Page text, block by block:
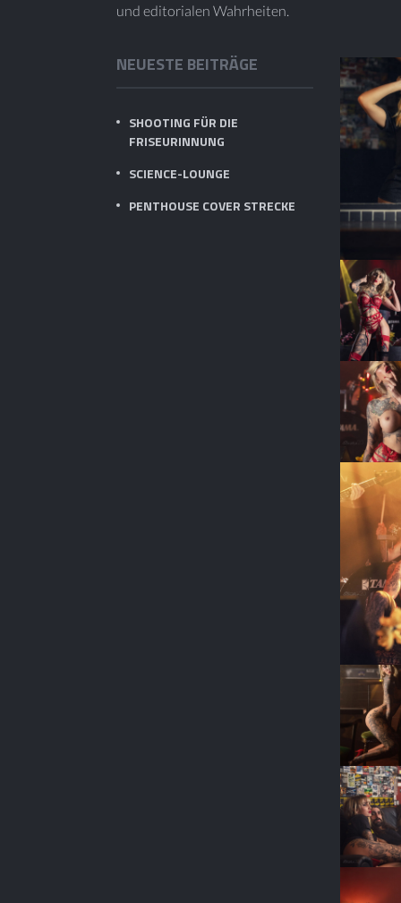
und editorialen Wahrheiten.
NEUESTE BEITRÄGE
SHOOTING FÜR DIE
FRISEURINNUNG
SCIENCE-LOUNGE
PENTHOUSE COVER STRECKE